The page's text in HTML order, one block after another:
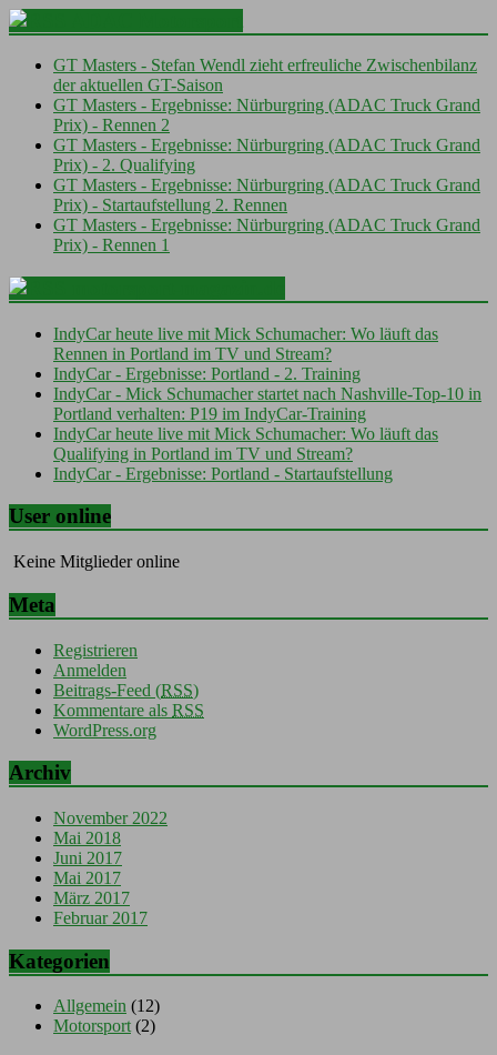
GT Masters - Stefan Wendl zieht erfreuliche Zwischenbilanz
der aktuellen GT-Saison
GT Masters - Ergebnisse: Nürburgring (ADAC Truck Grand
Prix) - Rennen 2
GT Masters - Ergebnisse: Nürburgring (ADAC Truck Grand
Prix) - 2. Qualifying
GT Masters - Ergebnisse: Nürburgring (ADAC Truck Grand
Prix) - Startaufstellung 2. Rennen
GT Masters - Ergebnisse: Nürburgring (ADAC Truck Grand
Prix) - Rennen 1
IndyCar heute live mit Mick Schumacher: Wo läuft das
Rennen in Portland im TV und Stream?
IndyCar - Ergebnisse: Portland - 2. Training
IndyCar - Mick Schumacher startet nach Nashville-Top-10 in
Portland verhalten: P19 im IndyCar-Training
IndyCar heute live mit Mick Schumacher: Wo läuft das
Qualifying in Portland im TV und Stream?
IndyCar - Ergebnisse: Portland - Startaufstellung
User online
Keine Mitglieder online
Meta
Registrieren
Anmelden
Beitrags-Feed (RSS)
Kommentare als RSS
WordPress.org
Archiv
November 2022
Mai 2018
Juni 2017
Mai 2017
März 2017
Februar 2017
Kategorien
Allgemein (12)
Motorsport(2)